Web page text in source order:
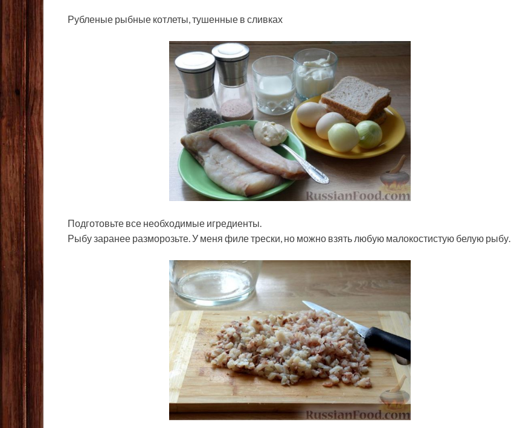
Рубленые рыбные котлеты, тушенные в сливках
Подготовьте все необходимые игредиенты.
Рыбу заранее разморозьте. У меня филе трески, но можно взять любую малокостистую белую рыбу.